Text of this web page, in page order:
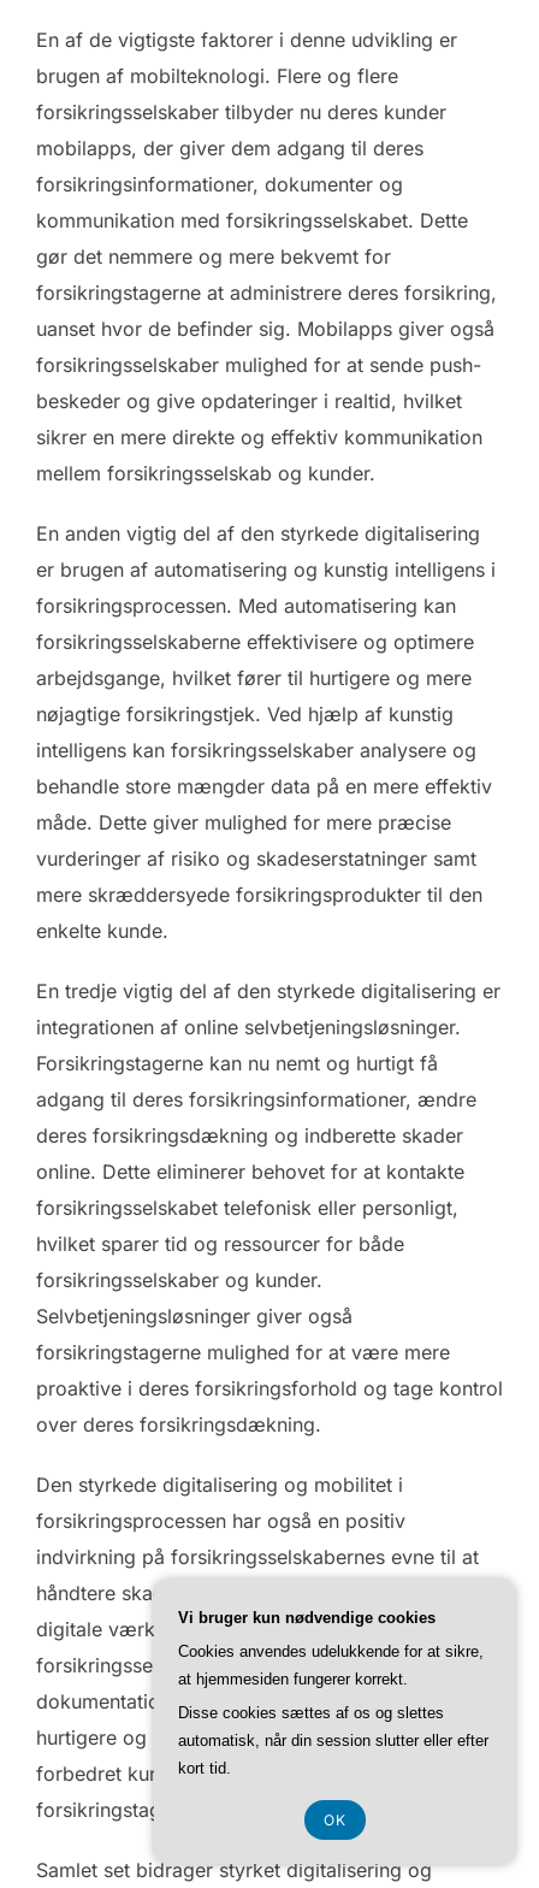
En af de vigtigste faktorer i denne udvikling er
brugen af mobilteknologi. Flere og flere
forsikringsselskaber tilbyder nu deres kunder
mobilapps, der giver dem adgang til deres
forsikringsinformationer, dokumenter og
kommunikation med forsikringsselskabet. Dette
gør det nemmere og mere bekvemt for
forsikringstagerne at administrere deres forsikring,
uanset hvor de befinder sig. Mobilapps giver også
forsikringsselskaber mulighed for at sende push-
beskeder og give opdateringer i realtid, hvilket
sikrer en mere direkte og effektiv kommunikation
mellem forsikringsselskab og kunder.
En anden vigtig del af den styrkede digitalisering
er brugen af automatisering og kunstig intelligens i
forsikringsprocessen. Med automatisering kan
forsikringsselskaberne effektivisere og optimere
arbejdsgange, hvilket fører til hurtigere og mere
nøjagtige forsikringstjek. Ved hjælp af kunstig
intelligens kan forsikringsselskaber analysere og
behandle store mængder data på en mere effektiv
måde. Dette giver mulighed for mere præcise
vurderinger af risiko og skadeserstatninger samt
mere skræddersyede forsikringsprodukter til den
enkelte kunde.
En tredje vigtig del af den styrkede digitalisering er
integrationen af online selvbetjeningsløsninger.
Forsikringstagerne kan nu nemt og hurtigt få
adgang til deres forsikringsinformationer, ændre
deres forsikringsdækning og indberette skader
online. Dette eliminerer behovet for at kontakte
forsikringsselskabet telefonisk eller personligt,
hvilket sparer tid og ressourcer for både
forsikringsselskaber og kunder.
Selvbetjeningsløsninger giver også
forsikringstagerne mulighed for at være mere
proaktive i deres forsikringsforhold og tage kontrol
over deres forsikringsdækning.
Den styrkede digitalisering og mobilitet i
forsikringsprocessen har også en positiv
indvirkning på forsikringsselskabernes evne til at
håndtere skader og erstatninger. Ved at bruge
digitale værktøjer og mobilteknologi kan
forsikringsselskaber registrere skader, indhente
dokumentation og behandle erstatningskrav
hurtigere og mere effektivt. Dette fører til en
forbedret kundeoplevelse og øget tilfredshed hos
forsikringstagerne.
Samlet set bidrager styrket digitalisering og
Vi bruger kun nødvendige cookies
Cookies anvendes udelukkende for at sikre,
at hjemmesiden fungerer korrekt.
Disse cookies sættes af os og slettes
automatisk, når din session slutter eller efter
kort tid.
OK